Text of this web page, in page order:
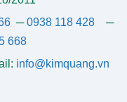
─0938 118 428─
668
info@kimquang.vn